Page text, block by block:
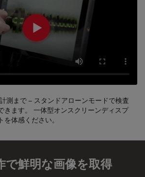
測まで – スタンドアローンモードで検査
きます。 一体型オンスクリーンディスプ
体感ください。
で鮮明な画像を取得